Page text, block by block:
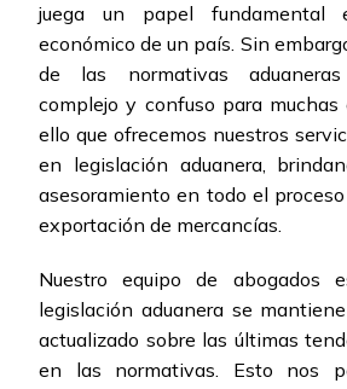
juega un papel fundamental
económico de un país. Sin
de las normativas
complejo y confuso para muchas
ello que ofrecemos nuestros
en legislación aduanera,
asesoramiento en todo el
exportación de mercancías.
Nuestro equipo de abogados
legislación aduanera se
actualizado sobre las últimas
en las normativas. Esto nos